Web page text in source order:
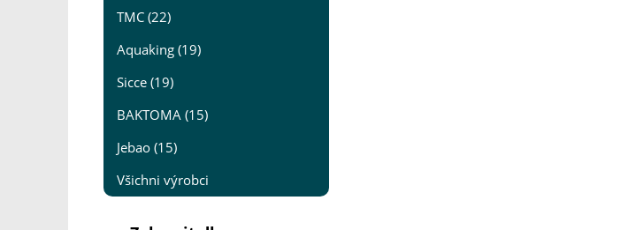
TMC (22)
Aquaking (19)
Sicce (19)
BAKTOMA (15)
Jebao (15)
Všichni výrobci